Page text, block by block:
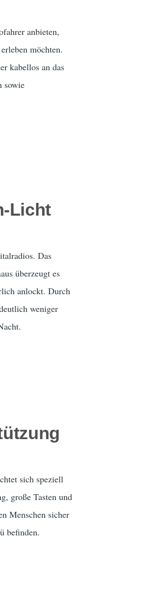
anbieten,
möchten.
kabellos an das
sowie
Licht
Das
überzeugt es
anlockt. Durch
weniger
sich speziell
große Tasten und
Menschen sicher
befinden.